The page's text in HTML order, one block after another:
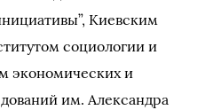
Киевским
социологии и
экономических и
им. Александра